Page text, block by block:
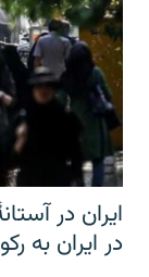
ایران در
در ایران به